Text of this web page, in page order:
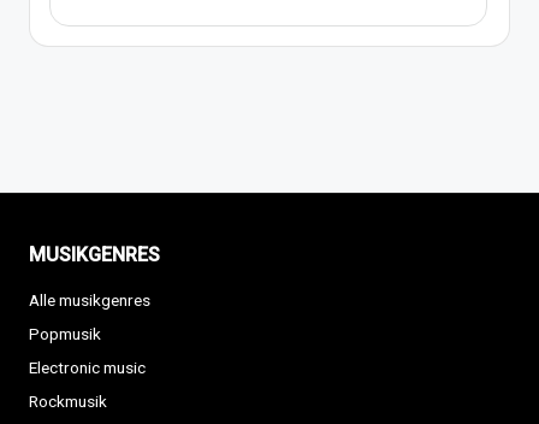
MUSIKGENRES
Alle musikgenres
Popmusik
Electronic music
Rockmusik